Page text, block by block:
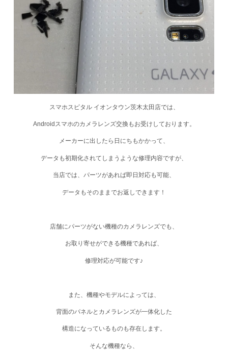
スマホスピタル イオンタウン茨木太田店では、
Androidスマホのカメラレンズ交換 もお受けしております。
メーカーに出したら日にちもかかって、
データも初期化されてしまうような修理内容ですが、
当店では、パーツがあれば即日対応も可能、
データもそのままでお返しできます！
店舗にパーツがない機種のカメラレンズでも、
お取り寄せができる機種であれば、
修理対応が可能です♪
また、機種やモデルによっては、
背面のパネルとカメラレンズが一体化した
構造になっているものも存在します。
そんな機種なら、